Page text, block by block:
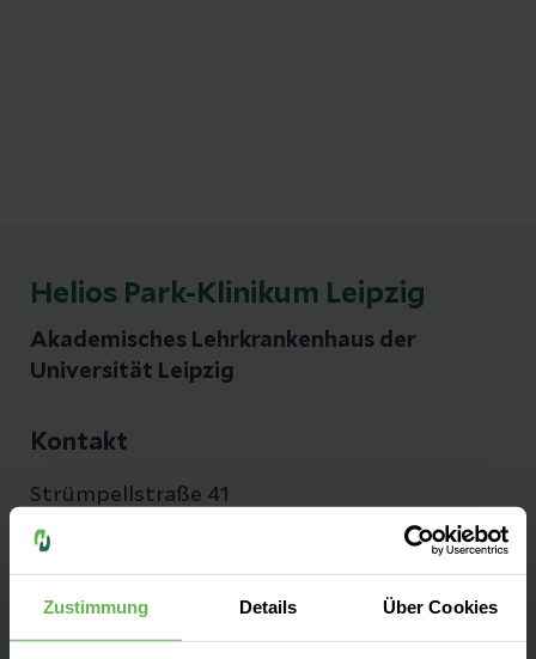
Zustimmung Details Über Cookies
Helios Park-Klinikum Leipzig
Akademisches Lehrkrankenhaus der
Universität Leipzig
Kontakt
Strümpellstraße 41
04289 Leipzig
Tel:0341 864-0